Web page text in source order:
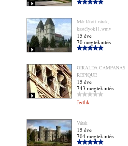
Már látott várak,
kastélyok11.wmv
15 éve
70 megtekintés
GIRALDA CAMPANAS
REPIQUE
15 éve
743 megtekintés
Jedlik
Várak
15 éve
704 megtekintés